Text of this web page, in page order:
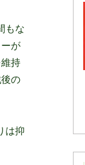
もな
が
持
の
は抑